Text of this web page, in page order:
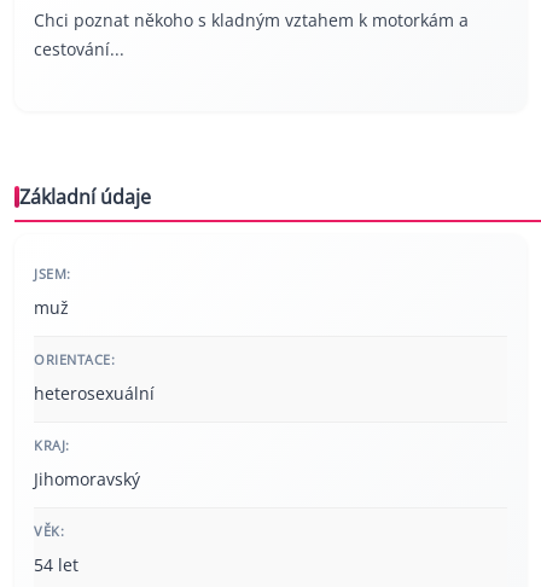
Chci poznat někoho s kladným vztahem k motorkám a
cestování...
Základní údaje
JSEM:
muž
ORIENTACE:
heterosexuální
KRAJ:
Jihomoravský
VĚK:
54 let